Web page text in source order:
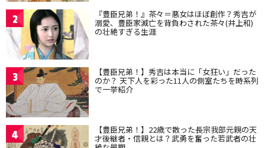
2 『豊臣兄弟！』茶々＝悪女はほぼ創作？秀吉が
溺愛、豊臣家滅亡を背負わされた茶々(井上和)
の壮絶すぎる生涯
3 【豊臣兄弟！】秀吉は本当に「女狂い」だった
のか？ 天下人を彩った11人の側室たちを時系列
で一挙紹介
4 【豊臣兄弟！】22歳で散った長宗我部元親の天
才後継者・信親とは？武勇を奮った若武者の壮